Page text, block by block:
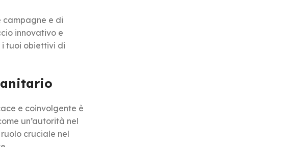
campagne e di
innovativo e
tuoi obiettivi di
e coinvolgente è
un’autorità nel
cruciale nel